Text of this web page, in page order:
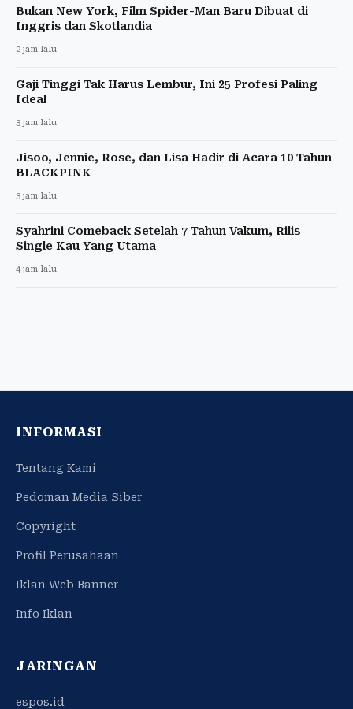
Bukan New York, Film Spider-Man Baru Dibuat di
Inggris dan Skotlandia
2 jam lalu
Gaji Tinggi Tak Harus Lembur, Ini 25 Profesi Paling
Ideal
3 jam lalu
Jisoo, Jennie, Rose, dan Lisa Hadir di Acara 10 Tahun
BLACKPINK
3 jam lalu
Syahrini Comeback Setelah 7 Tahun Vakum, Rilis
Single Kau Yang Utama
4 jam lalu
INFORMASI
Tentang Kami
Pedoman Media Siber
Copyright
Profil Perusahaan
Iklan Web Banner
Info Iklan
JARINGAN
espos.id